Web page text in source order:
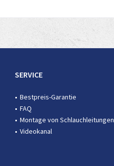
SERVICE
Bestpreis-Garantie
FAQ
Montage von Schlauchleitungen
Videokanal